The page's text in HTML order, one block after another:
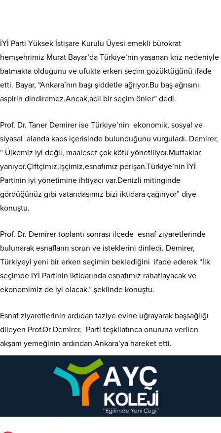
İYİ Parti Yüksek İstişare Kurulu Üyesi emekli bürokrat
hemşehrimiz Murat Bayar’da Türkiye’nin yaşanan kriz nedeniyle
batmakta olduğunu ve ufukta erken seçim gözüktüğünü ifade
etti. Bayar, “Ankara’nın başı şiddetle ağrıyor.Bu baş ağrısını
aspirin dindiremez.Ancak,acil bir seçim önler” dedi.
Prof. Dr. Taner Demirer ise Türkiye’nin ekonomik, sosyal ve
siyasal alanda kaos içerisinde bulunduğunu vurguladı. Demirer,
“ Ülkemiz iyi değil, maalesef çok kötü yönetiliyor.Mutfaklar
yanıyor.Çiftçimiz,işçimiz,esnafımız perişan.Türkiye’nin İYİ
Partinin iyi yönetimine ihtiyacı var.Denizli mitinginde
gördüğünüz gibi vatandaşımız bizi iktidara çağırıyor” diye
konuştu.
Prof. Dr. Demirer toplantı sonrası ilçede esnaf ziyaretlerinde
bulunarak esnafların sorun ve isteklerini dinledi. Demirer,
Türkiyeyi yeni bir erken seçimin beklediğini ifade ederek “İlk
seçimde İYİ Partinin iktidarında esnafımız rahatlayacak ve
ekonomimiz de iyi olacak.” şeklinde konuştu.
Esnaf ziyaretlerinin ardıdan taziye evine uğrayarak başsağlığı
dileyen Prof.Dr Demirer, Parti teşkilatınca onuruna verilen
akşam yemeğinin ardından Ankara’ya hareket etti.